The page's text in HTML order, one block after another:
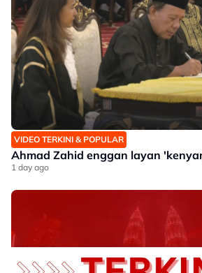
VIDEO TERKINI & POPULAR
Ahmad Zahid enggan layan
1 day ago